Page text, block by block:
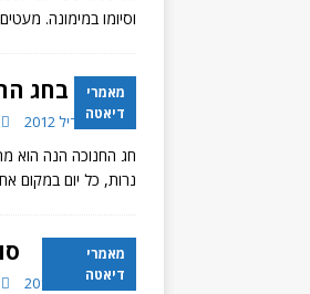
וסיומו במימונה.
מאמרי
דיאטה
דיאטה בחג
10 באפריל 2012
חג החנוכה הנה הוא
נרות, כל יום במקום
מאמרי
דיאטה
10 באפריל 2012